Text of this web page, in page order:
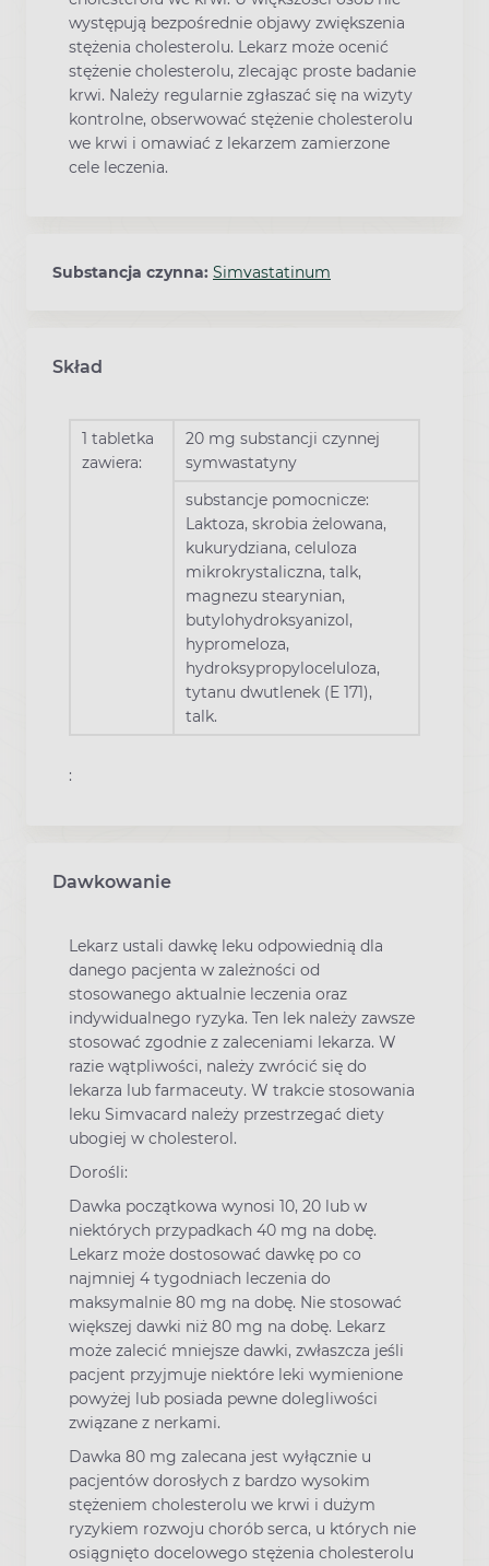
występują bezpośrednie objawy zwiększenia
stężenia cholesterolu. Lekarz może ocenić
stężenie cholesterolu, zlecając proste badanie
krwi. Należy regularnie zgłaszać się na wizyty
kontrolne, obserwować stężenie cholesterolu
we krwi i omawiać z lekarzem zamierzone
cele leczenia.
Substancja czynna: Simvastatinum
Skład
1 tabletka
zawiera:
20 mg substancji czynnej
symwastatyny
substancje pomocnicze:
Laktoza, skrobia żelowana,
kukurydziana, celuloza
mikrokrystaliczna, talk,
magnezu stearynian,
butylohydroksyanizol,
hypromeloza,
hydroksypropyloceluloza,
tytanu dwutlenek (E 171),
talk.
:
Dawkowanie
Lekarz ustali dawkę leku odpowiednią dla
danego pacjenta w zależności od
stosowanego aktualnie leczenia oraz
indywidualnego ryzyka. Ten lek należy zawsze
stosować zgodnie z zaleceniami lekarza. W
razie wątpliwości, należy zwrócić się do
lekarza lub farmaceuty. W trakcie stosowania
leku Simvacard należy przestrzegać diety
ubogiej w cholesterol.
Dorośli:
Dawka początkowa wynosi 10, 20 lub w
niektórych przypadkach 40 mg na dobę.
Lekarz może dostosować dawkę po co
najmniej 4 tygodniach leczenia do
maksymalnie 80 mg na dobę. Nie stosować
większej dawki niż 80 mg na dobę. Lekarz
może zalecić mniejsze dawki, zwłaszcza jeśli
pacjent przyjmuje niektóre leki wymienione
powyżej lub posiada pewne dolegliwości
związane z nerkami.
Dawka 80 mg zalecana jest wyłącznie u
pacjentów dorosłych z bardzo wysokim
stężeniem cholesterolu we krwi i dużym
ryzykiem rozwoju chorób serca, u których nie
osiągnięto docelowego stężenia cholesterolu